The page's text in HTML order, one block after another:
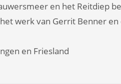
en het Reitdiep
werk van Gerrit Benner
en Friesland